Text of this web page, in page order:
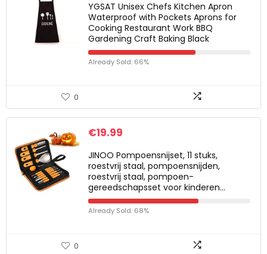
YGSAT Unisex Chefs Kitchen Apron
Waterproof with Pockets Aprons for
Cooking Restaurant Work BBQ
Gardening Craft Baking Black
Already Sold: 66%
0
€19.99
JINOO Pompoensnijset, 11 stuks,
roestvrij staal, pompoensnijden,
roestvrij staal, pompoen-
gereedschapsset voor kinderen…
Already Sold: 68%
0